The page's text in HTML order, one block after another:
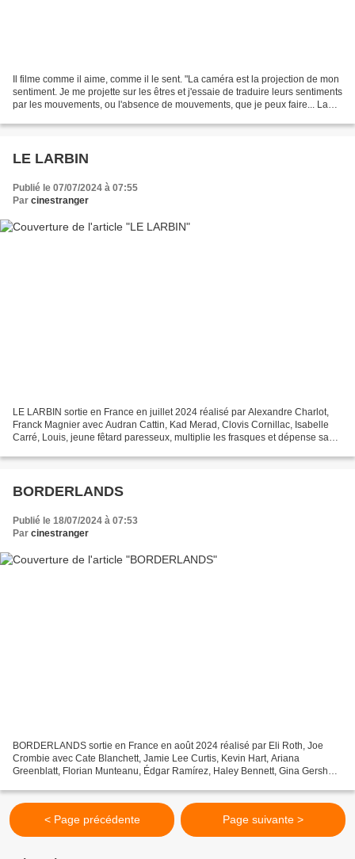
Il filme comme il aime, comme il le sent. "La caméra est la projection de mon
sentiment. Je me projette sur les êtres et j'essaie de traduire leurs sentiments
par les mouvements, ou l'absence de mouvements, que je peux faire... La
LE LARBIN
Publié le 07/07/2024 à 07:55
Par cinestranger
LE LARBIN sortie en France en juillet 2024 réalisé par Alexandre Charlot,
Franck Magnier avec Audran Cattin, Kad Merad, Clovis Cornillac, Isabelle
Carré, Louis, jeune fêtard paresseux, multiplie les frasques et dépense sans
BORDERLANDS
Publié le 18/07/2024 à 07:53
Par cinestranger
BORDERLANDS sortie en France en août 2024 réalisé par Eli Roth, Joe
Crombie avec Cate Blanchett, Jamie Lee Curtis, Kevin Hart, Ariana
Greenblatt, Florian Munteanu, Édgar Ramírez, Haley Bennett, Gina Gershon,
< Page précédente Page suivante >